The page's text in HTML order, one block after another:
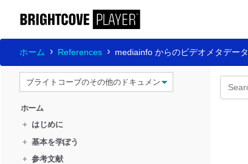
ホーム References mediainfo からのビデオメタデータ
ホーム
+ はじめに
+ 基本を学ぼう
+ 参考文献